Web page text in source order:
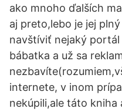
ako mnoho ďalších
aj preto,lebo je jej
navštíviť nejaký
bábatka a už sa
internete, v inom
nekúpili,ale táto kniha